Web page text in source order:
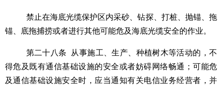
禁止在海底光缆保护区内采砂、钻探、打桩、抛锚、拖
锚、底拖捕捞或者进行其他可能危及海底光缆安全的作业。
第二十八条
从事施工、生产、种植树木等活动的，不
得危及既有通信基础设施的安全或者妨碍网络畅通；可能危
及通信基础设施安全时，应当通知有关电信业务经营者，并